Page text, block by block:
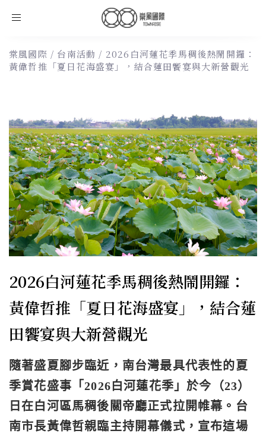
Toggle
棠風國際 / 台南活動 / 2026白河蓮花季馬稠後熱鬧開鑼：
黃偉哲推「夏日花海盛宴」，結合蓮田饗宴與大新營觀光
2026白河蓮花季馬稠後熱鬧開鑼：
黃偉哲推「夏日花海盛宴」，結合蓮
田饗宴與大新營觀光
隨著盛夏腳步臨近，南台灣最具代表性的夏
季賞花盛事「2026白河蓮花季」於今（23）
日在白河區馬稠後關帝廳正式拉開帷幕。台
南市長黃偉哲親臨主持開幕儀式，宣布這場